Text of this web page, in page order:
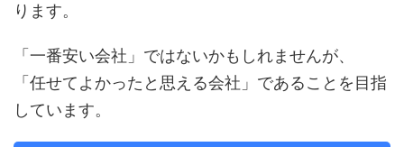
ります。
「一番安い会社」ではないかもしれませんが、
「任せてよかったと思える会社」であることを目指
しています。